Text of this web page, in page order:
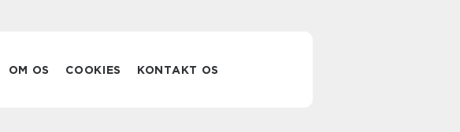
OM OS COOKIES KONTAKT OS